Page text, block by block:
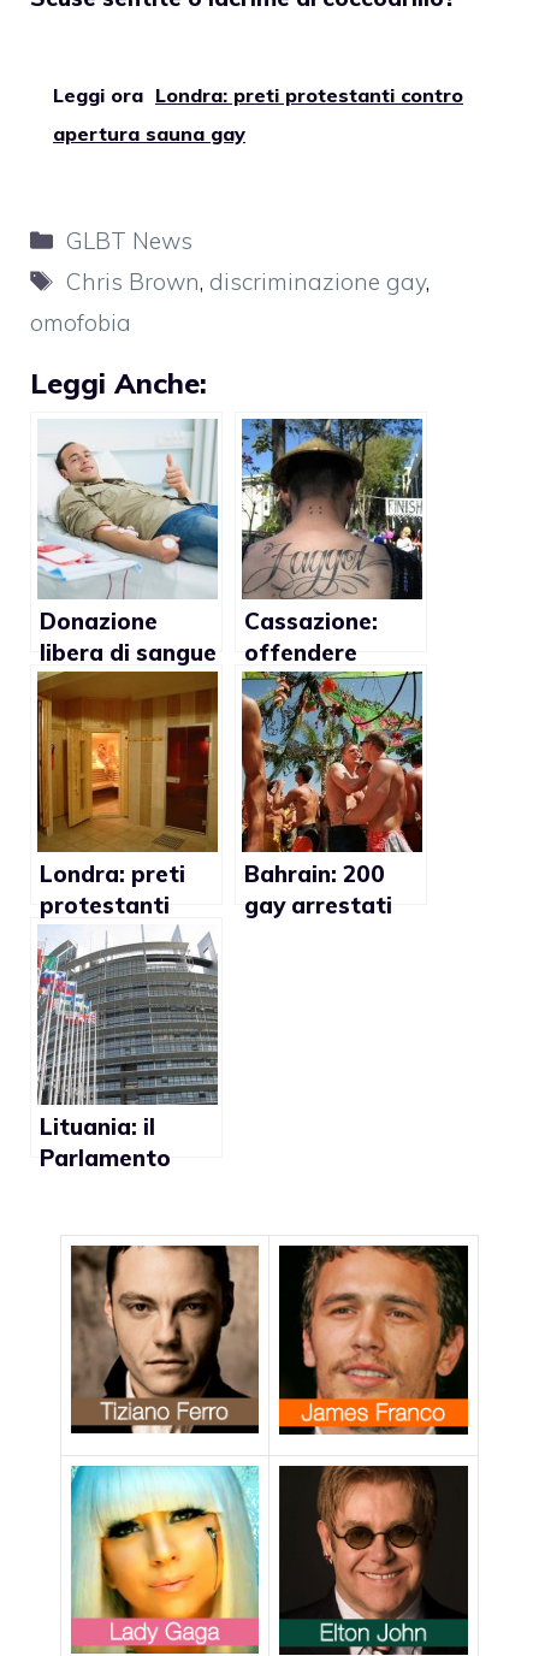
Leggi ora Londra: preti protestanti contro
apertura sauna gay
Categorie
GLBT News
Tag
Chris Brown, discriminazione gay,
omofobia
Leggi Anche:
Donazione
libera di sangue
per i gay?
Cassazione:
offendere
qualcuno con il
termine “frocio”
è reato
Londra: preti
protestanti
contro
apertura sauna
gay
Bahrain: 200
gay arrestati
Lituania: il
Parlamento
legge che
criminalizza le
relazioni gay